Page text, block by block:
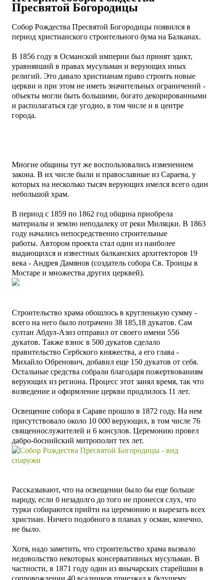
Пресвятой Богородицы
Собор Рождества Пресвятой Богородицы появился в
период христианского строительного бума на Балканах.
В 1856 году в Османской империи был принят эдикт,
уравнявший в правах мусульман и верующих иных
религий. Это давало христианам право строить новые
церкви и при этом не иметь значительных ограничений -
объекты могли быть большими, богато декорированными
и располагаться где угодно, в том числе и в центре
города.
Многие общины тут же воспользовались изменением
закона. В их числе были и православные из Сараева, у
которых на несколько тысяч верующих имелся всего один
небольшой храм.
В период с 1859 по 1862 год община приобрела
материалы и землю неподалеку от реки Миляцки. В 1863
году начались непосредственно строительные
работы. Автором проекта стал один из наиболее
выдающихся и известных балканских архитекторов 19
века - Андрея Дамянов (создатель собора Св. Троицы в
Мостаре и множества других церквей).
Строительство храма обошлось в кругленькую сумму -
всего на него было потрачено 38 185,18 дукатов. Сам
султан Абдул-Азиз отправил от своего имени 556
дукатов. Также взнос в 500 дукатов сделало
правительство Сербского княжества, а его глава -
Михайло Обренович, добавил еще 150 дукатов от себя.
Остальные средства собрали благодаря пожертвованиям
верующих из региона. Процесс этот занял время, так что
возведение и оформление церкви продлилось 11 лет.
Освещение собора в Сараве прошло в 1872 году. На нем
присутствовало около 10 000 верующих, в том числе 76
священнослужителей и 6 консулов. Церемонию провел
дабро-боснийский митрополит тех лет.
Рассказывают, что на освещении было бы еще больше
народу, если б незадолго до того не пронесся слух, что
турки собираются прийти на церемонию и вырезать всех
христиан. Ничего подобного в планах у осман, конечно,
не было.
Хотя, надо заметить, что строительство храма вызвало
недовольство некоторых консервативных мусульман. В
частности, в 1871 году один из янычарских старейшин в